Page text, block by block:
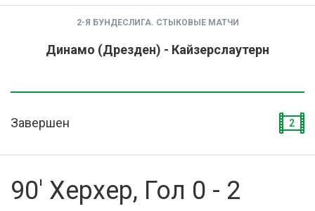
О сайте
2-Я БУНДЕСЛИГА. СТЫКОВЫЕ МАТЧИ
Динамо (Дрезден) - Кайзерслаутерн
Завершен 2
90' Херхер, Гол 0 - 2